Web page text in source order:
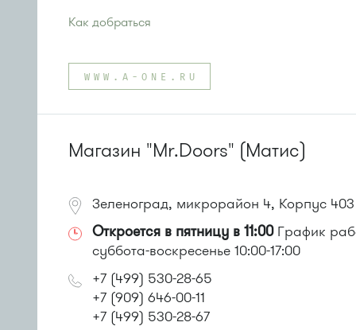
Как добраться
Автобусы № 14, 17, 18, 19, 20, 400к.
Маршрутка № 164, 417м, 419м, 476м, 479м
Автобусы № 14, 17, 18, 19, 20, 357, 374, 400к, 495, 497.
WWW.A-ONE.RU
Магазин "Mr.Doors" (Матис)
Зеленоград, микрорайон 4, Корпус 403
Откроется в пятницу в 11:00График
суббота-воскресенье 10:00-17:00
+7 (499) 530-28-65
+7 (909) 646-00-11
+7 (499) 530-28-67